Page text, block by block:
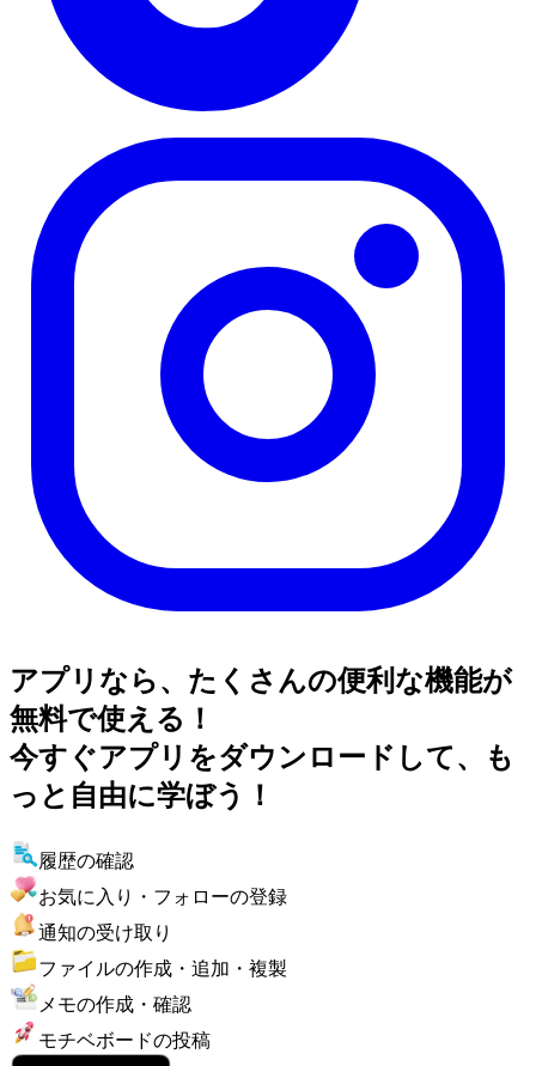
アプリなら、たくさんの便利な機能が
無料で使える！
今すぐアプリをダウンロードして、も
っと自由に学ぼう！
履歴の確認
お気に入り・フォローの登録
通知の受け取り
ファイルの作成・追加・複製
メモの作成・確認
モチベボードの投稿